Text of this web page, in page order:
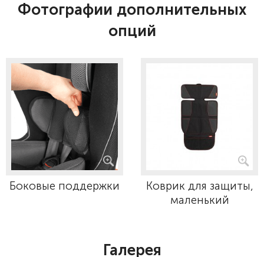
Фотографии дополнительных
опций
Боковые поддержки
Коврик для защиты,
маленький
Галерея